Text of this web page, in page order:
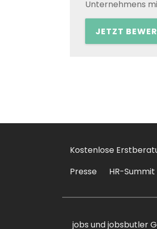
Unternehmens
JETZT
Kostenlose
Presse
HR-
jobs und jobsbutler